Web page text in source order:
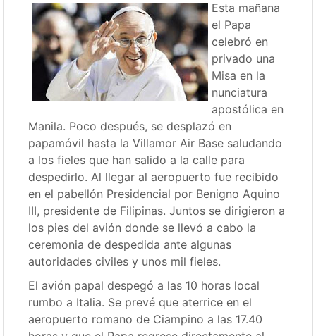
Esta mañana
el Papa
celebró en
privado una
Misa en la
nunciatura
apostólica en
Manila. Poco después, se desplazó en
papamóvil hasta la Villamor Air Base saludando
a los fieles que han salido a la calle para
despedirlo. Al llegar al aeropuerto fue recibido
en el pabellón Presidencial por Benigno Aquino
III, presidente de Filipinas. Juntos se dirigieron a
los pies del avión donde se llevó a cabo la
ceremonia de despedida ante algunas
autoridades civiles y unos mil fieles.
El avión papal despegó a las 10 horas local
rumbo a Italia. Se prevé que aterrice en el
aeropuerto romano de Ciampino a las 17.40